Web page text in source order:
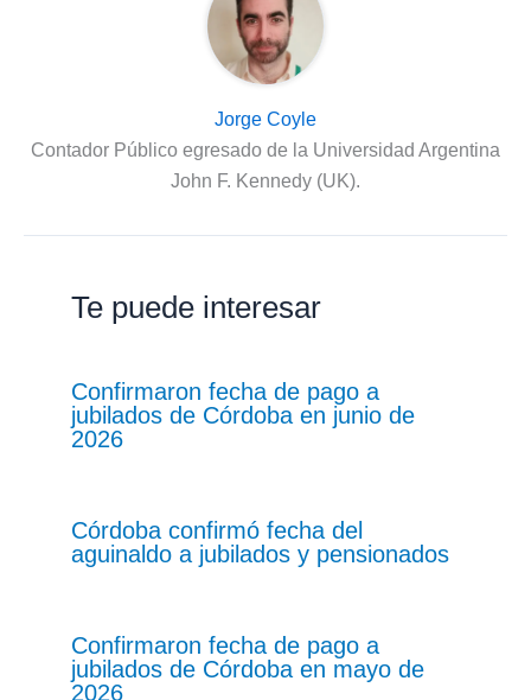
Jorge Coyle
Contador Público egresado de la Universidad Argentina
John F. Kennedy (UK).
Te puede interesar
Confirmaron fecha de pago a
jubilados de Córdoba en junio de
2026
Córdoba confirmó fecha del
aguinaldo a jubilados y pensionados
Confirmaron fecha de pago a
jubilados de Córdoba en mayo de
2026